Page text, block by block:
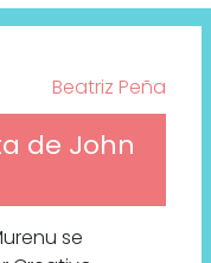
Beatriz Peña
de John
se